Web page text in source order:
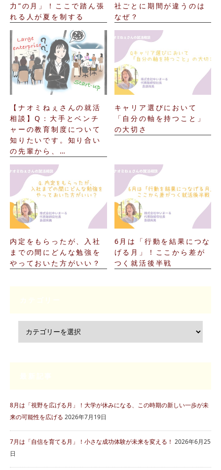
力”の月」！ここで踏ん張
れる人が夏を制する
社ごとに期間が違うのは
なぜ？
【ナオミねぇさんの就活
相談】Q：大手とベンチ
ャーの教育制度について
知りたいです。知り合い
の先輩から、…
キャリア選びにおいて
「自分の軸を持つこと」
の大切さ
内定をもらったが、入社
までの間にどんな勉強を
やっておいた方がいい？
6月は「行動を結果につな
げる月」！ここから差が
つく就活後半戦
8月は「視野を広げる月」！大学が休みになる、この時期の新しい一歩が未
来の可能性を広げる 2026年7月19日
7月は「自信を育てる月」！小さな成功体験が未来を変える！ 2026年6月25
日